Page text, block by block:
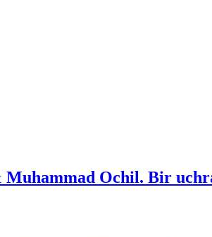
Muhammad Ochil. Bir